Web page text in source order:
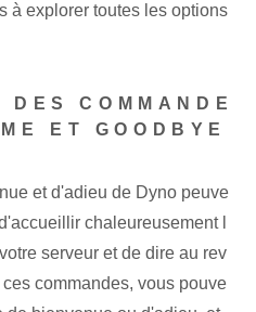
à explorer toutes les options
COMMANDE
ET GOODBYE
et d'adieu de Dyno peuve
chaleureusement l
serveur et de dire au rev
‌commandes, vous pouve